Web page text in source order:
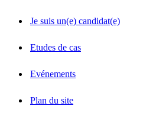
Je suis un(e) candidat(e)
Etudes de cas
Evénements
Plan du site